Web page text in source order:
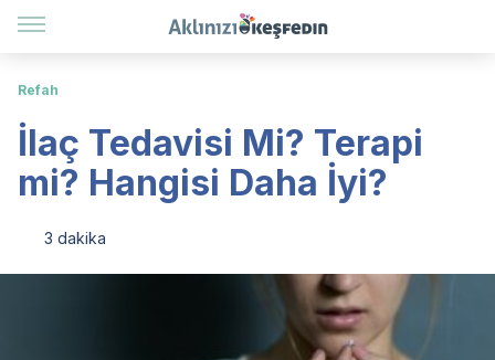
Refah
İlaç Tedavisi Mi? Terapi
mi? Hangisi Daha İyi?
3 dakika